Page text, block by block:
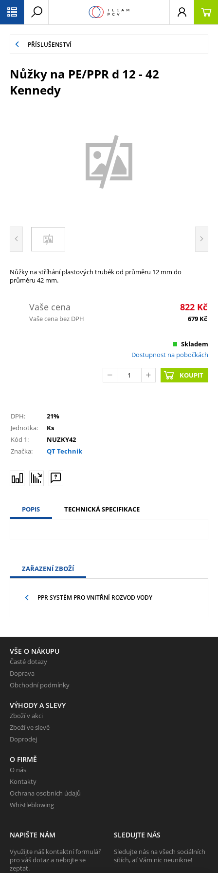
PŘÍSLUŠENSTVÍ
Nůžky na PE/PPR d 12 - 42
Kennedy
Nůžky na stříhání plastových trubék od průměru 12 mm do
průměru 42 mm.
Vaše cena 822 Kč
Vaše cena bez DPH 679 Kč
Skladem
Dostupnost na pobočkách
KOUPIT
DPH:
21%
Jednotka:
Ks
Kód 1:
NUZKY42
Značka:
QT Technik
POPIS TECHNICKÁ SPECIFIKACE
ZAŘAZENÍ ZBOŽÍ
PPR SYSTÉM PRO VNITŘNÍ ROZVOD VODY
VŠE O NÁKUPU
Časté dotazy
Doprava
Obchodní podmínky
VÝHODY A SLEVY
Zboží v akci
Zboží ve slevě
Doprodej
O FIRMĚ
O nás
Kontakty
Ochrana osobních údajů
Whistleblowing
NAPIŠTE NÁM
Využijte náš kontaktní formulář
pro váš dotaz a nebojte se
zeptat.
SLEDUJTE NÁS
Sledujte nás na všech sociálních
sítích, ať Vám nic neunikne!